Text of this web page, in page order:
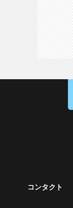
コンタクト